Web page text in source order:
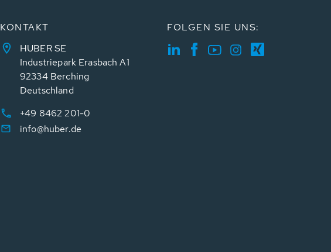
KONTAKT
HUBER SE
Industriepark Erasbach A1
92334 Berching
Deutschland
+49 8462 201-0
info@huber.de
FOLGEN SIE UNS: